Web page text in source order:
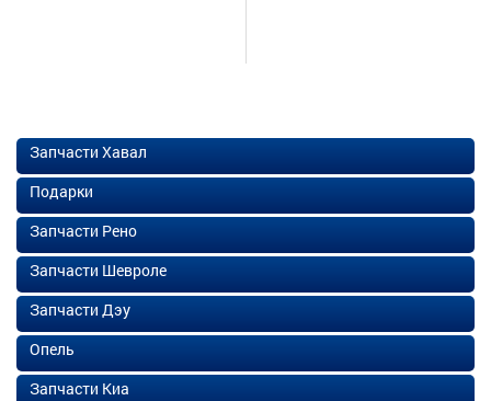
Запчасти Хавал
Подарки
Запчасти Рено
Запчасти Шевроле
Запчасти Дэу
Опель
Запчасти Киа